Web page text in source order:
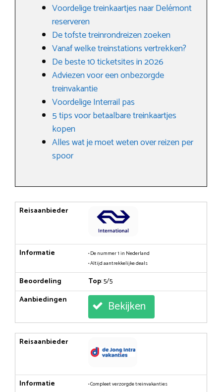
Voordelige treinkaartjes naar Delémont
reserveren
De tofste treinrondreizen zoeken
Vanaf welke treinstations vertrekken?
De beste 10 ticketsites in 2026
Adviezen voor een onbezorgde
treinvakantie
Voordelige Interrail pas
5 tips voor betaalbare treinkaartjes
kopen
Alles wat je moet weten over reizen per
spoor
Reisaanbieder
Informatie
• De nummer 1 in Nederland
• Altijd aantrekkelijke deals
Beoordeling Top: 5/5
Aanbiedingen
Bekijken
Reisaanbieder
Informatie
• Compleet verzorgde treinvakanties